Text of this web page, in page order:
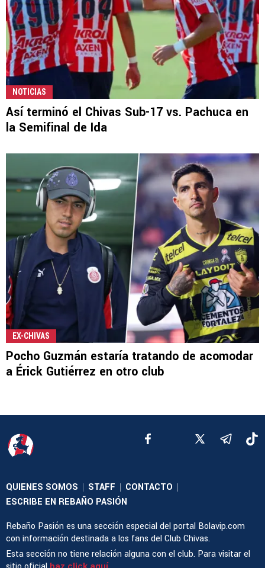
NOTICIAS
Así terminó el Chivas Sub-17 vs. Pachuca en
la Semifinal de Ida
EX-CHIVAS
Pocho Guzmán estaría tratando de acomodar
a Érick Gutiérrez en otro club
QUIENES SOMOS | STAFF | CONTACTO |
ESCRIBE EN REBAÑO PASIÓN
Rebaño Pasión es una sección especial del portal Bolavip.com
con información destinada a los fans del Club Chivas.
Esta sección no tiene relación alguna con el club. Para visitar el